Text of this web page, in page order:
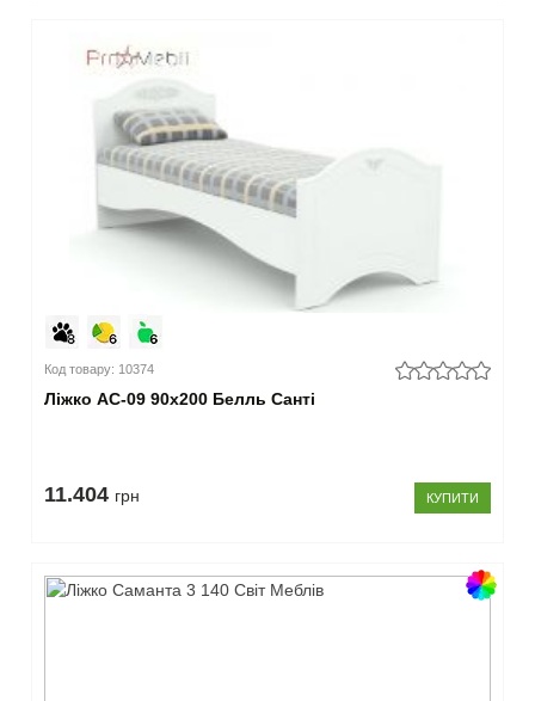
Код товару: 10374
Ліжко АС-09 90x200 Белль Санті
11.404 грн КУПИТИ